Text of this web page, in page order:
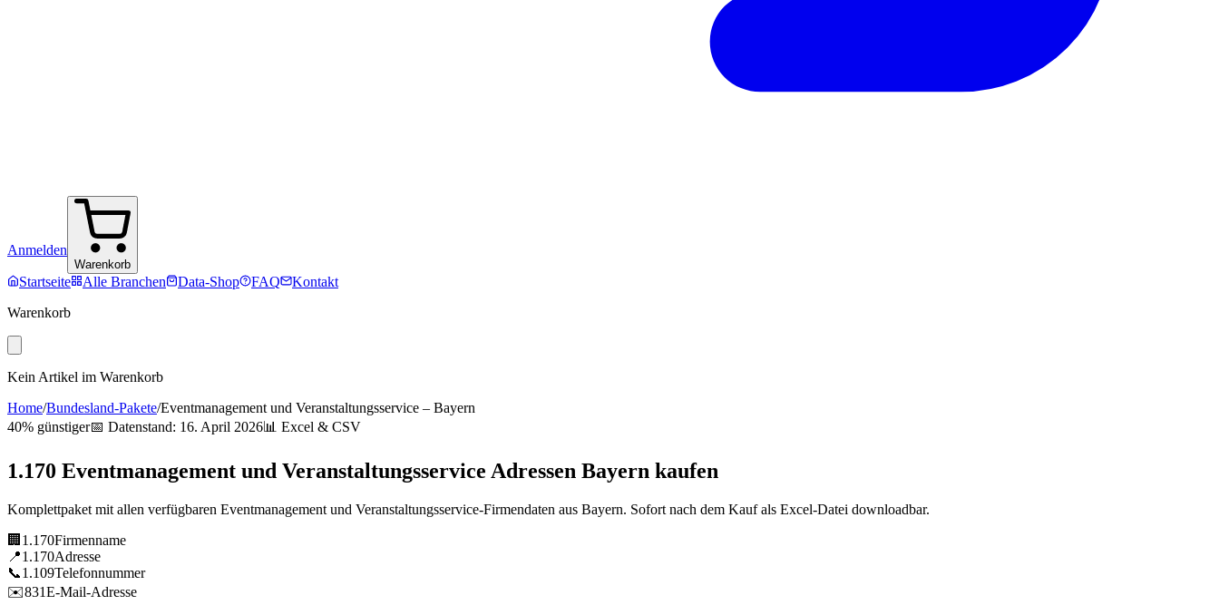
Anmelden
Warenkorb
Startseite Alle Branchen Data-Shop FAQ
Kontakt
Warenkorb
Kein Artikel im Warenkorb
Home/Bundesland-Pakete/Eventmanagement und Veranstaltungsservice – Bayern
40% günstiger📅 Datenstand: 16. April 2026📊 Excel & CSV
1.170 Eventmanagement und Veranstaltungsservice Adressen Bayern kaufen
Komplettpaket mit allen verfügbaren Eventmanagement und Veranstaltungsservice-Firmendaten aus Bayern. Sofort nach dem Kauf als Excel-Datei downloadbar.
🏢 1.170Firmenname
📍1.170Adresse
📞1.109Telefonnummer
✉️831E-Mail-Adresse